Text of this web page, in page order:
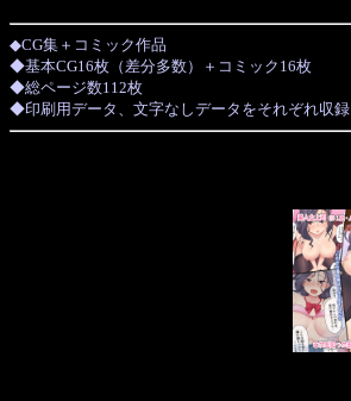
◆CG集＋コミック作品
◆基本CG16枚（差分多数）＋コミック16枚
◆総ページ数112枚
◆印刷用データ、文字なしデータをそれぞれ収録